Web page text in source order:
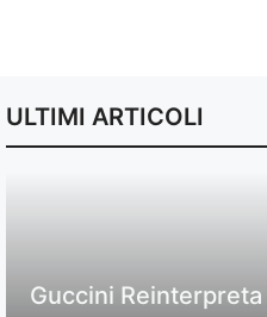
ULTIMI ARTICOLI
Guccini Reinterpreta